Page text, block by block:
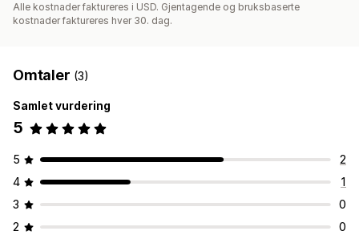
Alle kostnader faktureres i USD. Gjentagende og bruksbaserte
kostnader faktureres hver 30. dag.
Omtaler (3)
Samlet vurdering
5
5
2
4
1
3
0
2
0